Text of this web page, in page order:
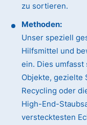
zu sortieren.
Methoden:
Unser speziell
Hilfsmittel und
ein. Dies
Objekte, gezielte
Recycling oder
High-End-
verstecktesten